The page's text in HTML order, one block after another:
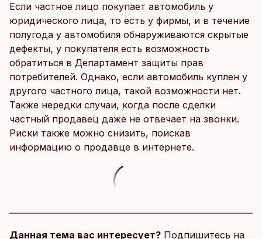
Если частное лицо покупает автомобиль у
юридического лица, то есть у фирмы, и в течение
полугода у автомобиля обнаруживаются скрытые
дефекты, у покупателя есть возможность
обратиться в Департамент защиты прав
потребителей. Однако, если автомобиль куплен у
другого частного лица, такой возможности нет.
Также нередки случаи, когда после сделки
частный продавец даже не отвечает на звонки.
Риски также можно снизить, поискав
информацию о продавце в интернете.
Данная тема вас интересует? Подпишитесь на